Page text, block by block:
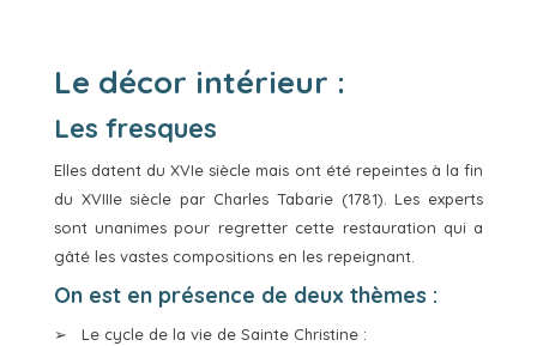
Le décor intérieur :
Les fresques
Elles datent du XVIe siècle mais ont été repeintes à la fin
du XVIIIe siècle par Charles Tabarie (1781). Les experts
sont unanimes pour regretter cette restauration qui a
gâté les vastes compositions en les repeignant.
On est en présence de deux thèmes :
➢ Le cycle de la vie de Sainte Christine :